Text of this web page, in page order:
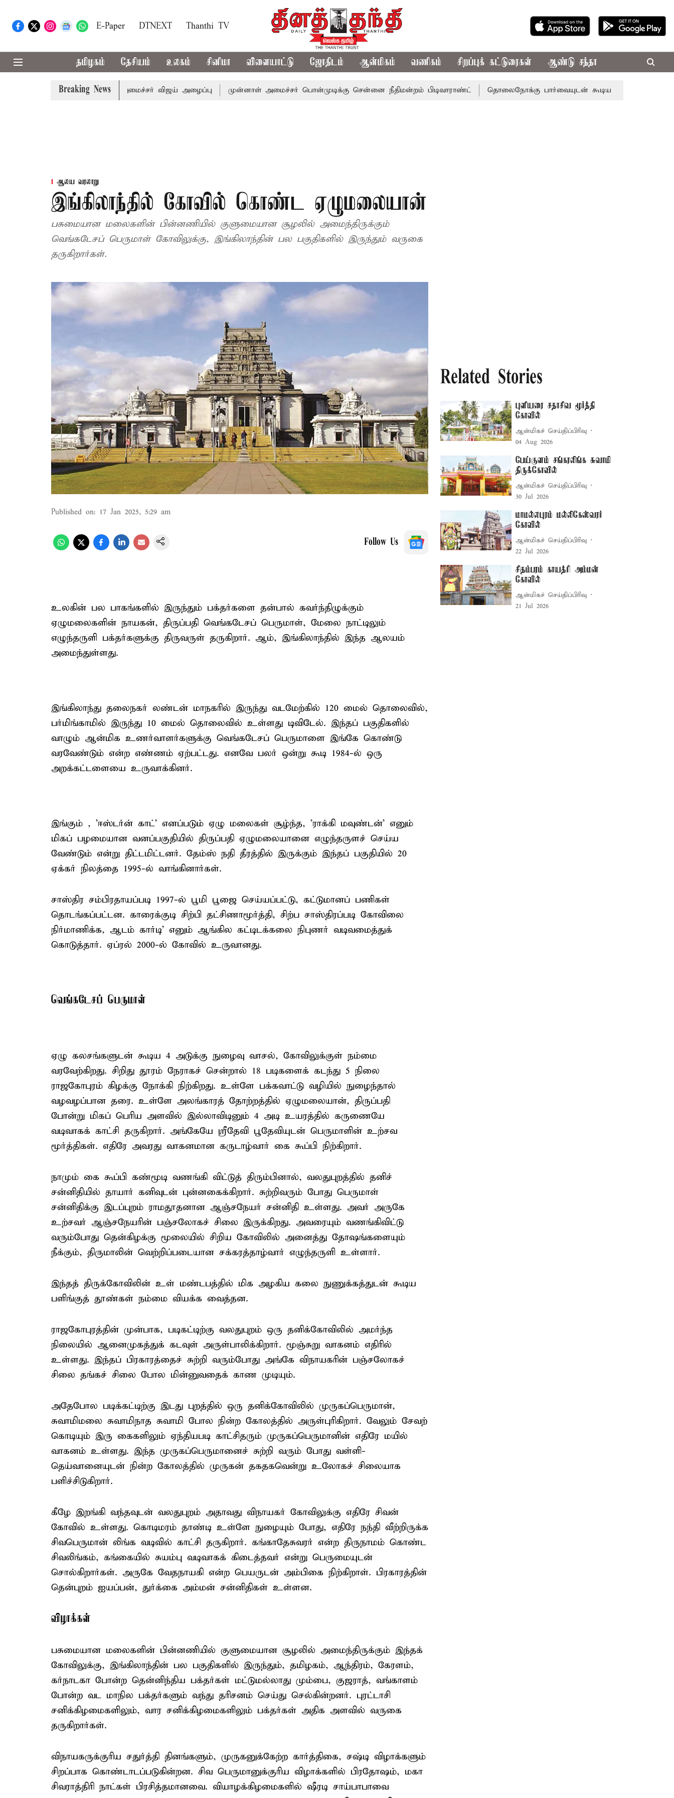
E-Paper DTNEXT Thanthi TV
தமிழகம் தேசியம் உலகம் சினிமா விளையாட்டு ஜோதிடம் ஆன்மிகம் வணிகம் சிறப்புக் கட்டுரைகள் ஆண்டு சந்தா
Breaking News
கூட்டத்துக்கு முதல்-அமைச்சர் விஜய் அழைப்பு முன்னாள் அமைச்சர் பொன்முடிக்கு சென்னை நீதிமன்றம் பிடிவாராண்ட் தொலைநோக்கு பார்வையுடன் கூடிய வேளாண் பட்ஜெட்:
ஆலய வரலாறு
இங்கிலாந்தில் கோவில் கொண்ட ஏழுமலையான்
பசுமையான மலைகளின் பின்னணியில் குளுமையான சூழலில் அமைந்திருக்கும்
வெங்கடேசப் பெருமாள் கோவிலுக்கு, இங்கிலாந்தின் பல பகுதிகளில் இருந்தும் வருகை
தருகிறார்கள்.
Published on: 17 Jan 2025, 5:29 am
Follow Us
உலகின் பல பாகங்களில் இருந்தும் பக்தர்களை தன்பால் கவர்ந்திழுக்கும்
ஏழுமலைகளின் நாயகன், திருப்பதி வெங்கடேசப் பெருமாள், மேலை நாட்டிலும்
எழுந்தருளி பக்தர்களுக்கு திருவருள் தருகிறார். ஆம், இங்கிலாந்தில் இந்த ஆலயம்
அமைந்துள்ளது.
இங்கிலாந்து தலைநகர் லண்டன் மாநகரில் இருந்து வடமேற்கில் 120 மைல் தொலைவில்,
பர்மிங்காமில் இருந்து 10 மைல் தொலைவில் உள்ளது டிவிடேல். இந்தப் பகுதிகளில்
வாழும் ஆன்மிக உணர்வாளர்களுக்கு வெங்கடேசப் பெருமாளை இங்கே கொண்டு
வரவேண்டும் என்ற எண்ணம் ஏற்பட்டது. எனவே பலர் ஒன்று கூடி 1984-ல் ஒரு
அறக்கட்டளையை உருவாக்கினர்.
இங்கும் , 'ஈஸ்டர்ன் காட்' எனப்படும் ஏழு மலைகள் சூழ்ந்த, 'ராக்கி மவுண்டன்' எனும்
மிகப் பழமையான வனப்பகுதியில் திருப்பதி ஏழுமலையானை எழுந்தருளச் செய்ய
வேண்டும் என்று திட்டமிட்டனர். தேம்ஸ் நதி தீரத்தில் இருக்கும் இந்தப் பகுதியில் 20
ஏக்கர் நிலத்தை 1995-ல் வாங்கினார்கள்.
சாஸ்திர சம்பிரதாயப்படி 1997-ல் பூமி பூஜை செய்யப்பட்டு, கட்டுமானப் பணிகள்
தொடங்கப்பட்டன. காரைக்குடி சிற்பி தட்சிணாமூர்த்தி, சிற்ப சாஸ்திரப்படி கோவிலை
நிர்மாணிக்க, ஆடம் கார்டி' எனும் ஆங்கில கட்டிடக்கலை நிபுணர் வடிவமைத்துக்
கொடுத்தார். ஏப்ரல் 2000-ல் கோவில் உருவானது.
வெங்கடேசப் பெருமாள்
ஏழு கலசங்களுடன் கூடிய 4 அடுக்கு நுழைவு வாசல், கோவிலுக்குள் நம்மை
வரவேற்கிறது. சிறிது தூரம் நேராகச் சென்றால் 18 படிகளைக் கடந்து 5 நிலை
ராஜகோபுரம் கிழக்கு நோக்கி நிற்கிறது. உள்ளே பக்கவாட்டு வழியில் நுழைந்தால்
வழவழப்பான தரை. உள்ளே அலங்காரத் தோற்றத்தில் ஏழுமலையான், திருப்பதி
போன்று மிகப் பெரிய அளவில் இல்லாவிடினும் 4 அடி உயரத்தில் கருணையே
வடிவாகக் காட்சி தருகிறார். அங்கேயே ஸ்ரீதேவி பூதேவியுடன் பெருமாளின் உற்சவ
மூர்த்திகள். எதிரே அவரது வாகனமான கருடாழ்வார் கை கூப்பி நிற்கிறார்.
நாமும் கை கூப்பி கண்மூடி வணங்கி விட்டுத் திரும்பினால், வலதுபுறத்தில் தனிச்
சன்னிதியில் தாயார் கனிவுடன் புன்னகைக்கிறார். சுற்றிவரும் போது பெருமாள்
சன்னிதிக்கு இடப்புறம் ராமதூதனான ஆஞ்சநேயர் சன்னிதி உள்ளது. அவர் அருகே
உற்சவர் ஆஞ்சநேயரின் பஞ்சலோகச் சிலை இருக்கிறது. அவரையும் வணங்கிவிட்டு
வரும்போது தென்கிழக்கு மூலையில் சிறிய கோவிலில் அனைத்து தோஷங்களையும்
நீக்கும், திருமாலின் வெற்றிப்படையான சக்கரத்தாழ்வார் எழுந்தருளி உள்ளார்.
இந்தத் திருக்கோவிலின் உள் மண்டபத்தில் மிக அழகிய கலை நுணுக்கத்துடன் கூடிய
பளிங்குத் தூண்கள் நம்மை வியக்க வைத்தன.
ராஜகோபுரத்தின் முன்பாக, படிகட்டிற்கு வலதுபுறம் ஒரு தனிக்கோவிலில் அமர்ந்த
நிலையில் ஆனைமுகத்துக் கடவுள் அருள்பாலிக்கிறார். மூஞ்சுறு வாகனம் எதிரில்
உள்ளது. இந்தப் பிரகாரத்தைச் சுற்றி வரும்போது அங்கே விநாயகரின் பஞ்சலோகச்
சிலை தங்கச் சிலை போல மின்னுவதைக் காண முடியும்.
அதேபோல படிக்கட்டிற்கு இடது புறத்தில் ஒரு தனிக்கோவிலில் முருகப்பெருமான்,
சுவாமிமலை சுவாமிநாத சுவாமி போல நின்ற கோலத்தில் அருள்புரிகிறார். வேலும் சேவற்
கொடியும் இரு கைகளிலும் ஏந்தியபடி காட்சிதரும் முருகப்பெருமானின் எதிரே மயில்
வாகனம் உள்ளது. இந்த முருகப்பெருமானைச் சுற்றி வரும் போது வள்ளி-
தெய்வானையுடன் நின்ற கோலத்தில் முருகன் தகதகவென்று உலோகச் சிலையாக
பளிச்சிடுகிறார்.
கீழே இறங்கி வந்தவுடன் வலதுபுறம் அதாவது விநாயகர் கோவிலுக்கு எதிரே சிவன்
கோவில் உள்ளது. கொடிமரம் தாண்டி உள்ளே நுழையும் போது, எதிரே நந்தி வீற்றிருக்க
சிவபெருமான் லிங்க வடிவில் காட்சி தருகிறார். கங்காதேசுவரர் என்ற திருநாமம் கொண்ட
சிவலிங்கம், கங்கையில் சுயம்பு வடிவாகக் கிடைத்தவர் என்று பெருமையுடன்
சொல்கிறார்கள். அருகே வேதநாயகி என்ற பெயருடன் அம்பிகை நிற்கிறாள். பிரகாரத்தின்
தென்புறம் ஐயப்பன், துர்க்கை அம்மன் சன்னிதிகள் உள்ளன.
விழாக்கள்
பசுமையான மலைகளின் பின்னணியில் குளுமையான சூழலில் அமைந்திருக்கும் இந்தக்
கோவிலுக்கு, இங்கிலாந்தின் பல பகுதிகளில் இருந்தும், தமிழகம், ஆந்திரம், கேரளம்,
கர்நாடகா போன்ற தென்னிந்திய பக்தர்கள் மட்டுமல்லாது மும்பை, குஜராத், வங்காளம்
போன்ற வட மாநில பக்தர்களும் வந்து தரிசனம் செய்து செல்கின்றனர். புரட்டாசி
சனிக்கிழமைகளிலும், வார சனிக்கிழமைகளிலும் பக்தர்கள் அதிக அளவில் வருகை
தருகிறார்கள்.
விநாயகருக்குரிய சதுர்த்தி தினங்களும், முருகனுக்கேற்ற கார்த்திகை, சஷ்டி விழாக்களும்
சிறப்பாக கொண்டாடப்படுகின்றன. சிவ பெருமானுக்குரிய விழாக்களில் பிரதோஷம், மகா
சிவராத்திரி நாட்கள் பிரசித்தமானவை. வியாழக்கிழமைகளில் ஷீரடி சாய்பாபாவை
Related Stories
புளியரை சதாசிவ மூர்த்தி
கோவில்
ஆன்மிகச் செய்திப்பிரிவு
04 Aug 2026
பேய்குளம் சங்கரலிங்க சுவாமி
திருக்கோவில்
ஆன்மிகச் செய்திப்பிரிவு
30 Jul 2026
மாமல்லபுரம் மல்லிகேஸ்வரர்
கோவில்
ஆன்மிகச் செய்திப்பிரிவு
22 Jul 2026
சிதம்பரம் காயத்ரி அம்மன்
கோவில்
ஆன்மிகச் செய்திப்பிரிவு
21 Jul 2026